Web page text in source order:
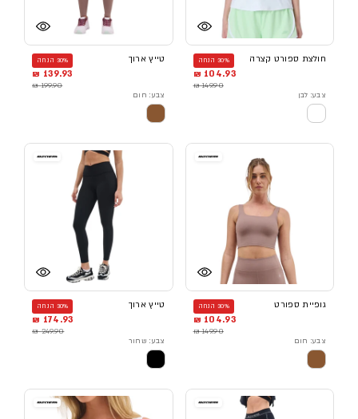
חולצת ספורט קצרה 30% הנחה
104.93 ₪
149.90 ₪
צבע: לבן
טייץ ארוך 30% הנחה
139.93 ₪
199.90 ₪
צבע: חום
גופיית ספורט 30% הנחה
104.93 ₪
149.90 ₪
צבע: חום
טייץ ארוך 30% הנחה
174.93 ₪
249.90 ₪
צבע: שחור